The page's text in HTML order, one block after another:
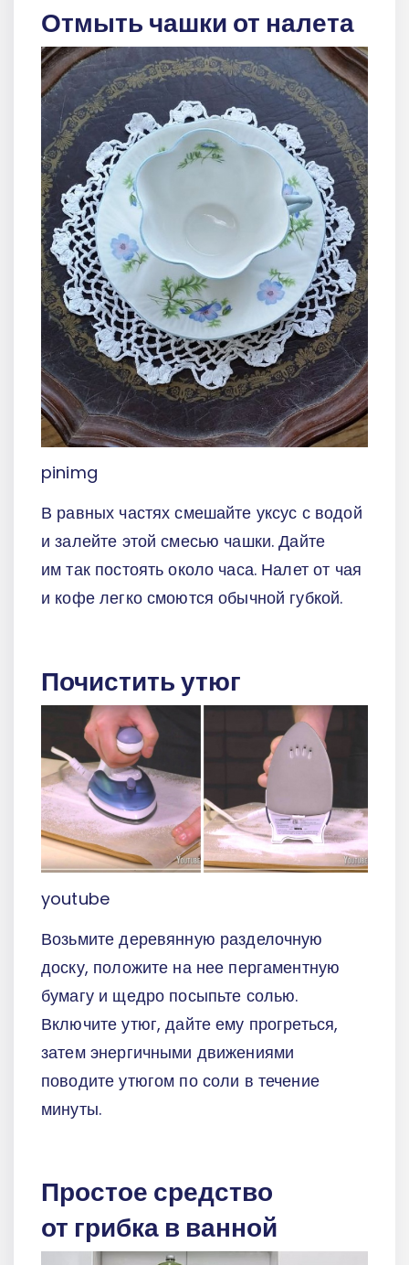
Отмыть чашки от налета
pinimg
В равных частях смешайте уксус с водой
и залейте этой смесью чашки. Дайте
им так постоять около часа. Налет от чая
и кофе легко смоются обычной губкой.
Почистить утюг
youtube
Возьмите деревянную разделочную
доску, положите на нее пергаментную
бумагу и щедро посыпьте солью.
Включите утюг, дайте ему прогреться,
затем энергичными движениями
поводите утюгом по соли в течение
минуты.
Простое средство
от грибка в ванной